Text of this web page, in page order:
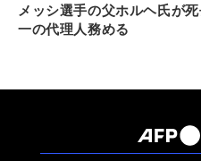
メッシ選手の父ホルヘ氏が
一の代理人務める